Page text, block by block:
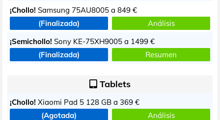
¡Chollo! Samsung 75AU8005 a 849 €
(Finalizada)
Análisis
¡Semichollo! Sony KE-75XH9005 a 1499 €
(Finalizada)
Resumen
Tablets
¡Chollo! Xiaomi Pad 5 128 GB a 369 €
(Agotada)
Análisis